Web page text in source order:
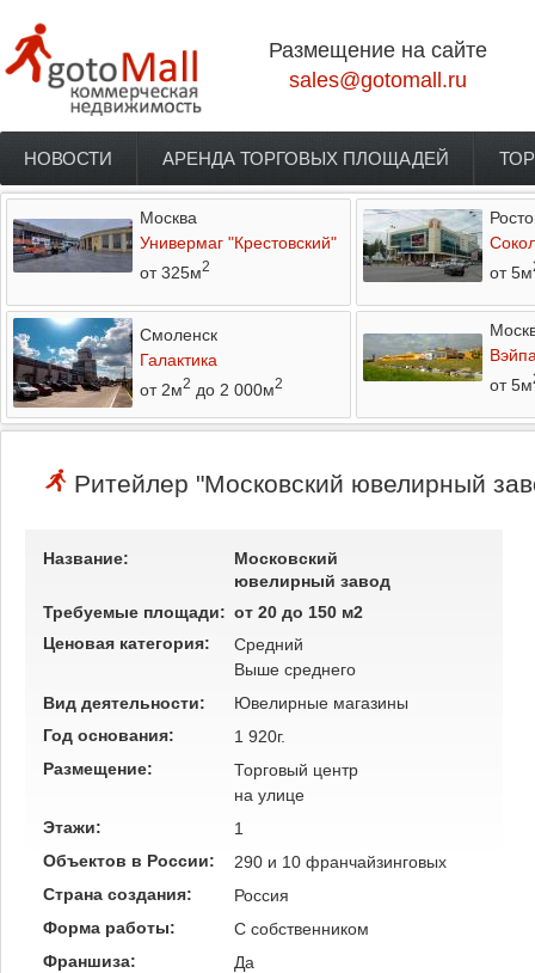
Размещение на сайте
sales@gotomall.ru
Главное меню
НОВОСТИ АРЕНДА ТОРГОВЫХ ПЛОЩАДЕЙ
Москва
Универмаг "Крестовский"
от 325м2
от 5м
Смоленск
Галактика
от 2м2 до 2 000м2
от 5м
Ритейлер "Московский ювелирный
Название:
Московский
ювелирный завод
Требуемые площади: от 20 до 150 м2
Ценовая категория:
Средний
Выше среднего
Вид деятельности:
Ювелирные магазины
Год основания:
1 920г.
Размещение:
Торговый центр
на улице
Этажи:
1
Объектов в России:
290 и 10 франчайзинговых
Страна создания:
Россия
Форма работы:
C собственником
Франшиза:
Да